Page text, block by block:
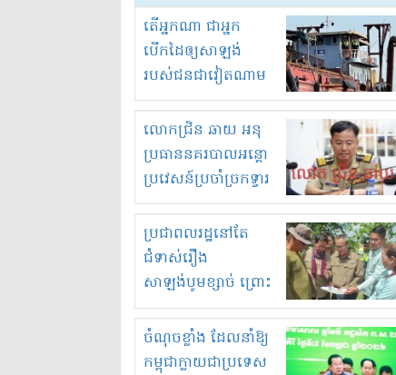
តើអ្នកណា ជាអ្នក
បើកដៃឲ្យសាឡង់
របស់ជនជាវៀតណាម
ចូល មកខុស
ច្បាប់លួចបូមខ្សាច់នៅ
ក្នុងប្រទេសកម្ពុជា
លោកជ្រិន ឆាយ អនុ
ប្រធាននគរបាលអន្តោ
ប្រវេសន៍ប្រចាំច្រកទ្វារ
ព្រំដែនភ្នំឌិន និងឈ្មួញ
មួយចំនួនទៀត
កំពង់តែគុបគិតគ្នា
ធ្វើសកម្មភាពរកស៊ីនិង
ស្តុកទំនិញគេចពន្ធ?
ប្រជាពលរដ្ឋនៅតែ
ជំទាស់រឿង
សាឡង់បូមខ្សាច់ ព្រោះ
ខ្លាចបាក់ច្រាំងទៀត!
ចំណុចខ្លាំង ដែលនាំឱ្យ
កម្ពុជាក្លាយជាប្រទេស